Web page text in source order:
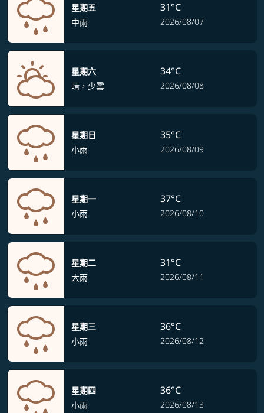
星期五
中雨
31°C
2026/08/07
星期六
晴，少雲
34°C
2026/08/08
星期日
小雨
35°C
2026/08/09
星期一
小雨
37°C
2026/08/10
星期二
大雨
31°C
2026/08/11
星期三
小雨
36°C
2026/08/12
星期四
小雨
36°C
2026/08/13